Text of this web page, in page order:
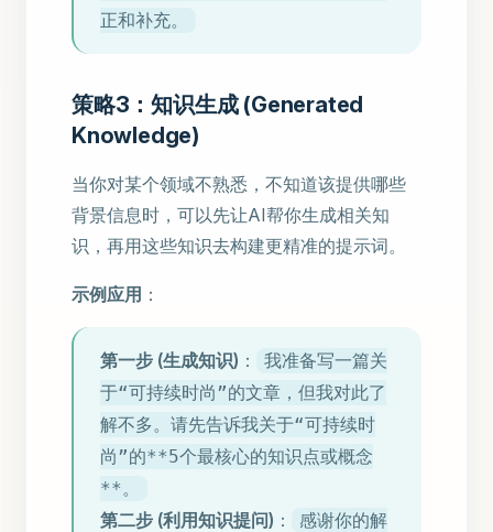
正和补充。
策略3：知识生成 (Generated
Knowledge)
当你对某个领域不熟悉，不知道该提供哪些
背景信息时，可以先让AI帮你生成相关知
识，再用这些知识去构建更精准的提示词。
示例应用 ：
第一步 (生成知识) ：
我准备写一篇关
于“可持续时尚”的文章，但我对此了
解不多。请先告诉我关于“可持续时
尚”的**5个最核心的知识点或概念
**。
第二步 (利用知识提问) ：
感谢你的解